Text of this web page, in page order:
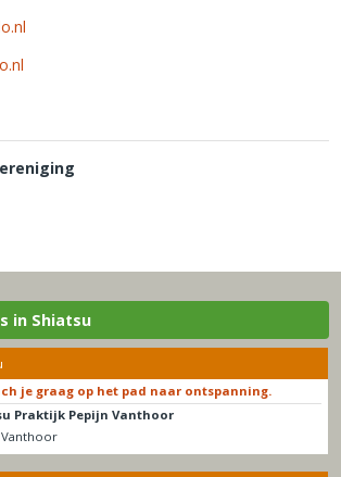
in Shiatsu
je graag op het pad naar ontspanning.
Praktijk Pepijn Vanthoor